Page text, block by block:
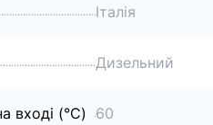
Італія
Дизельний
вході (°C) 60